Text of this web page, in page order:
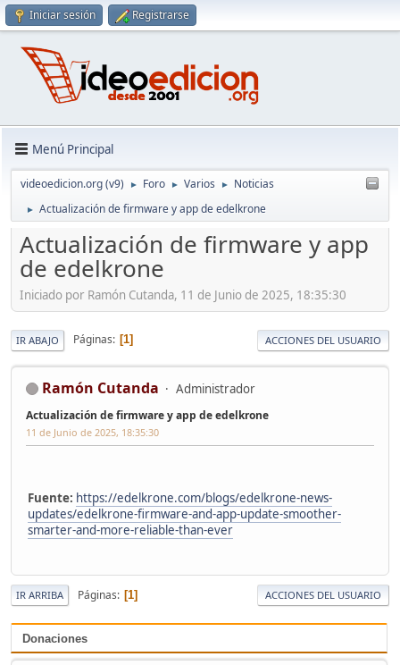
Iniciar sesión Registrarse
Menú Principal
videoedicion.org (v9) ► Foro ► Varios ► Noticias
► Actualización de firmware y app de edelkrone
Donaciones
Actualización de firmware y app
de edelkrone
Iniciado por Ramón Cutanda, 11 de Junio de 2025, 18:35:30
IR ABAJO Páginas 1 ACCIONES DEL USUARIO
Ramón Cutanda Administrador
Actualización de firmware y app de edelkrone
11 de Junio de 2025, 18:35:30
Fuente: https://edelkrone.com/blogs/edelkrone-news-
updates/edelkrone-firmware-and-app-update-smoother-
smarter-and-more-reliable-than-ever
IR ARRIBA Páginas 1 ACCIONES DEL USUARIO